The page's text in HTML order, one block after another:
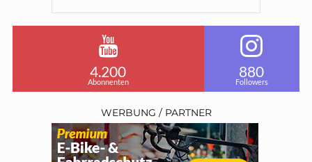
4.200
Abonnenten
880
Followers
WERBUNG / PARTNER